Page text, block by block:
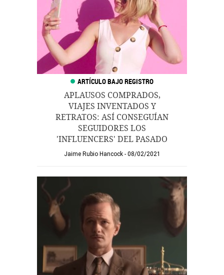
APLAUSOS COMPRADOS,
VIAJES INVENTADOS Y
RETRATOS: ASÍ CONSEGUÍAN
SEGUIDORES LOS
'INFLUENCERS' DEL PASADO
Jaime Rubio Hancock 08/02/2021